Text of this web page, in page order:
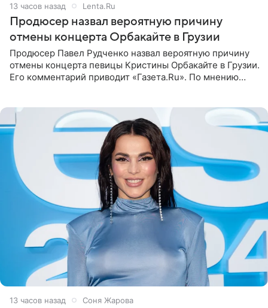
13 часов назад Lenta.Ru
Продюсер назвал вероятную причину
отмены концерта Орбакайте в Грузии
Продюсер Павел Рудченко назвал вероятную причину
отмены концерта певицы Кристины Орбакайте в Грузии.
Его комментарий приводит «Газета.Ru». По мнению
13 часов назад Соня Жарова